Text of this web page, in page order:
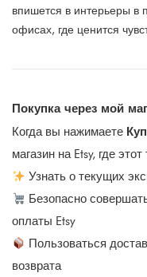
впишется в интерьеры в
офисах, где ценится
Покупка через мой
Когда вы нажимаете
магазин на Etsy, где
Узнать о текущих
Безопасно
оплаты Etsy
Пользоваться
возврата